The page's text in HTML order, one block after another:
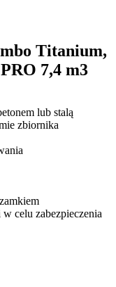
Titanium,
7,4 m3
lub stalą
zbiornika
celu zabezpieczenia